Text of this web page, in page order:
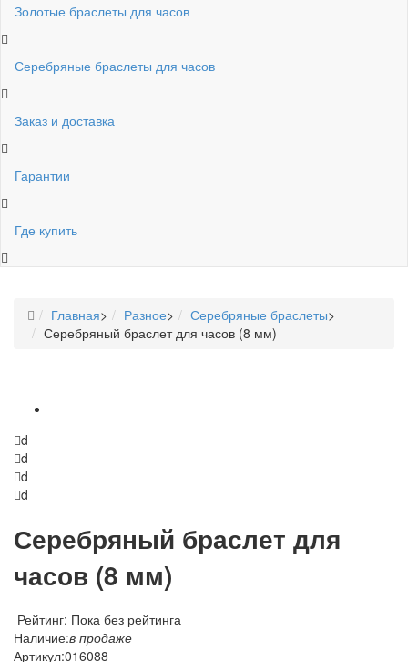
Золотые браслеты для часов
Серебряные браслеты для часов
Заказ и доставка
Гарантии
Где купить
Главная> Разное> Серебряные браслеты>
Серебряный браслет для часов (8 мм)
d
d
d
d
Серебряный браслет для
часов (8 мм)
Рейтинг: Пока без рейтинга
Наличие:в продаже
Артикул:016088